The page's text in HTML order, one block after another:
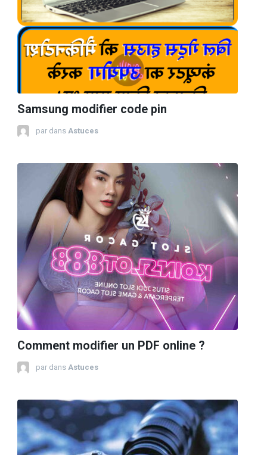
Samsung modifier code pin
par dans Astuces
Comment modifier un PDF online ?
par dans Astuces